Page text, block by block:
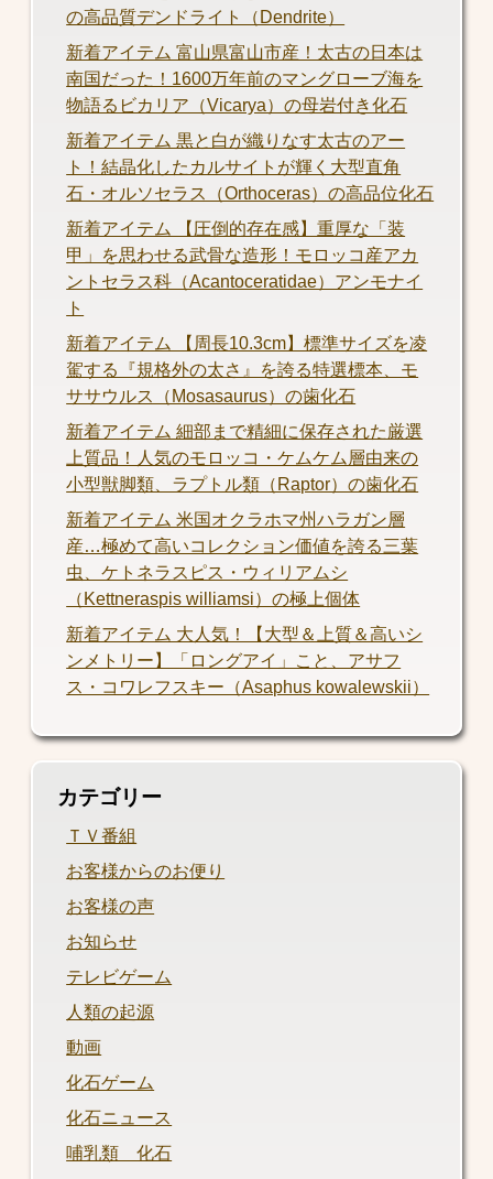
の高品質デンドライト（Dendrite）
新着アイテム 富山県富山市産！太古の日本は
南国だった！1600万年前のマングローブ海を
物語るビカリア（Vicarya）の母岩付き化石
新着アイテム 黒と白が織りなす太古のアー
ト！結晶化したカルサイトが輝く大型直角
石・オルソセラス（Orthoceras）の高品位化石
新着アイテム 【圧倒的存在感】重厚な「装
甲」を思わせる武骨な造形！モロッコ産アカ
ントセラス科（Acantoceratidae）アンモナイ
ト
新着アイテム 【周長10.3cm】標準サイズを凌
駕する『規格外の太さ』を誇る特選標本、モ
ササウルス（Mosasaurus）の歯化石
新着アイテム 細部まで精細に保存された厳選
上質品！人気のモロッコ・ケムケム層由来の
小型獣脚類、ラプトル類（Raptor）の歯化石
新着アイテム 米国オクラホマ州ハラガン層
産…極めて高いコレクション価値を誇る三葉
虫、ケトネラスピス・ウィリアムシ
（Kettneraspis williamsi）の極上個体
新着アイテム 大人気！【大型＆上質＆高いシ
ンメトリー】「ロングアイ」こと、アサフ
ス・コワレフスキー（Asaphus kowalewskii）
カテゴリー
ＴＶ番組
お客様からのお便り
お客様の声
お知らせ
テレビゲーム
人類の起源
動画
化石ゲーム
化石ニュース
哺乳類 化石